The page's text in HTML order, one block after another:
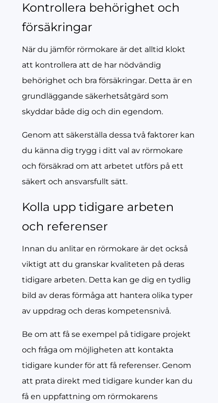
Kontrollera behörighet och
försäkringar
När du jämför rörmokare är det alltid klokt
att kontrollera att de har nödvändig
behörighet och bra försäkringar. Detta är en
grundläggande säkerhetsåtgärd som
skyddar både dig och din egendom.
Genom att säkerställa dessa två faktorer kan
du känna dig trygg i ditt val av rörmokare
och försäkrad om att arbetet utförs på ett
säkert och ansvarsfullt sätt.
Kolla upp tidigare arbeten
och referenser
Innan du anlitar en rörmokare är det också
viktigt att du granskar kvaliteten på deras
tidigare arbeten. Detta kan ge dig en tydlig
bild av deras förmåga att hantera olika typer
av uppdrag och deras kompetensnivå.
Be om att få se exempel på tidigare projekt
och fråga om möjligheten att kontakta
tidigare kunder för att få referenser. Genom
att prata direkt med tidigare kunder kan du
få en uppfattning om rörmokarens